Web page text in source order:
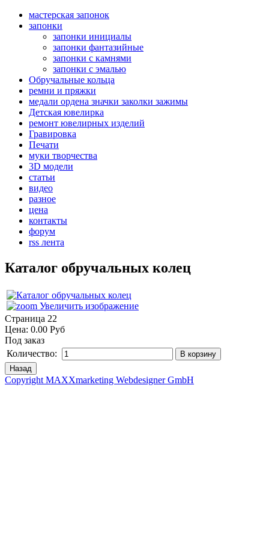
мастерская запонок
запонки
запонки инициалы
запонки фантазийные
запонки с камнями
запонки с эмалью
Обручальные кольца
ремни и пряжки
медали ордена значки заколки зажимы
Детская ювелирка
ремонт ювелирных изделий
Гравировка
Печати
муки творчества
3D модели
статьи
видео
разное
цена
контакты
форум
rss лента
Каталог обручальных колец
Увеличить изображение
Страница 22
Цена: 0.00 Руб
Под заказ
Количество:
Copyright MAXXmarketing Webdesigner GmbH